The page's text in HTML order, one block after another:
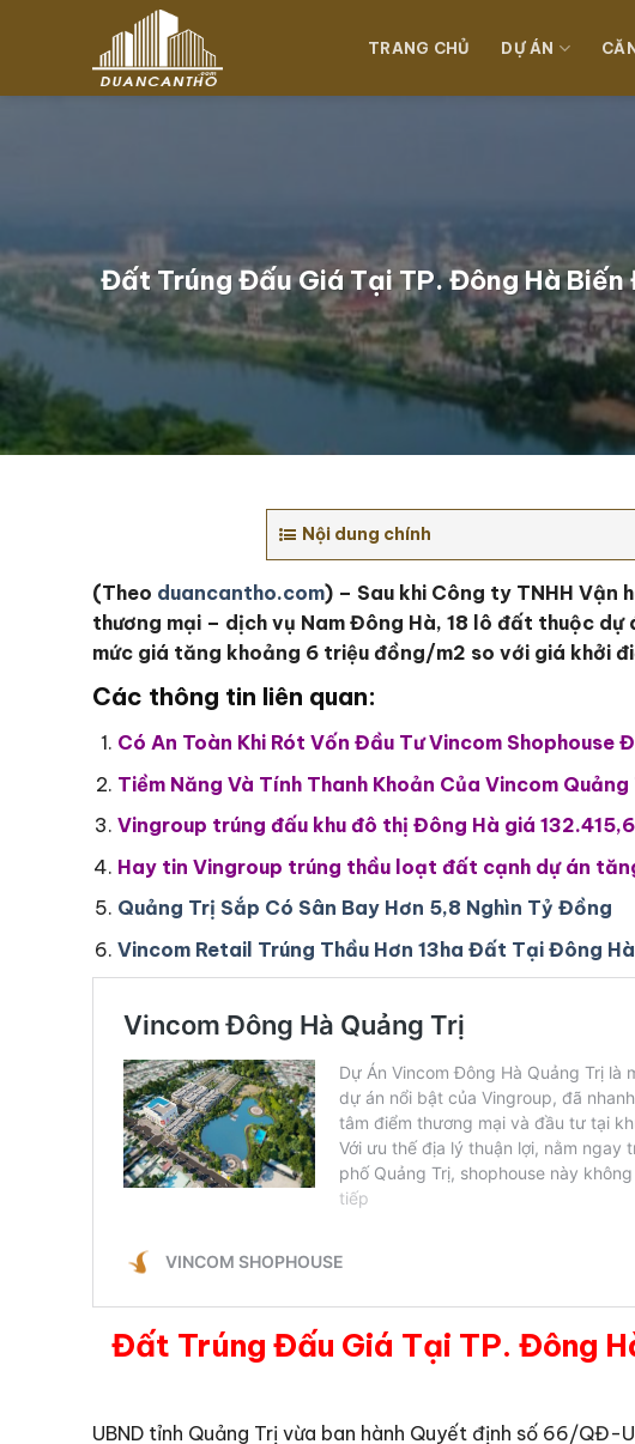
dung
TRANG CHỦ DỰ ÁN
Đất Trúng Đấu Giá Tại TP. Đông Hà Biến
Nội dung chính
(Theo duancantho.com) – Sau khi Công ty TNHH Vận
thương mại – dịch vụ Nam Đông Hà, 18 lô đất thuộc
mức giá tăng khoảng 6 triệu đồng/m2 so với giá khởi
Các thông tin liên quan:
Có An Toàn Khi Rót Vốn Đầu Tư Vincom Shophouse
Tiềm Năng Và Tính Thanh Khoản Của Vincom Quảng
Vingroup trúng đấu khu đô thị Đông Hà giá
Hay tin Vingroup trúng thầu loạt đất cạnh dự án
Quảng Trị Sắp Có Sân Bay Hơn 5,8 Nghìn Tỷ Đồng
Vincom Retail Trúng Thầu Hơn 13ha Đất Tại Đông
Đất Trúng Đấu Giá Tại TP. Đông
UBND tỉnh Quảng Trị vừa ban hành Quyết định số 66/